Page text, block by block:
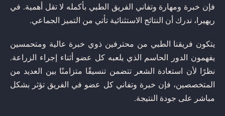
فإن خبرة ومهارة وتفاني الفريق الطبي بأكمله لا تقل أهمية. في
ريهيرا، ندرك أن النتائج الاستثنائية تأتي من التميز الجماعي.
يتكون فريقنا الطبي من محترفين ذوي خبرة عالية ومتحمسين
يفهمون الدور الحاسم الذي يلعبه كل عضو أثناء إجراء الزراعة.
نظرًا لأن استعادة الشعر تتضمن تنسيقًا متزامنًا بين العديد من
المتخصصين، فإن خبرة وتفاني كل عضو في الفريق تؤثر بشكل
مباشر على جودة النتيجة.